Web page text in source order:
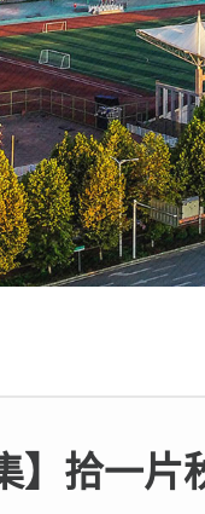
】拾一片